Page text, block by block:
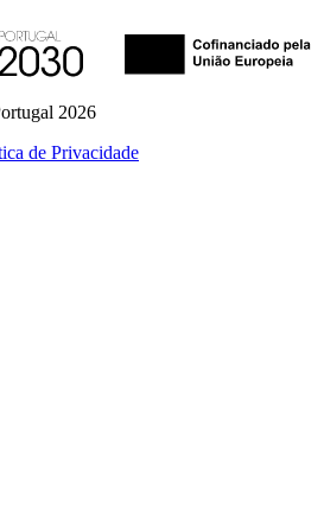
2026
de Privacidade